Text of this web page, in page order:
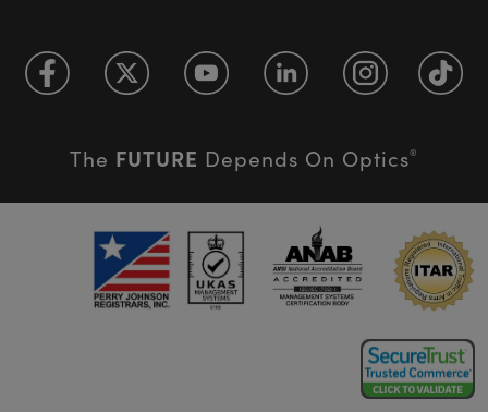
The FUTURE Depends On Optics®